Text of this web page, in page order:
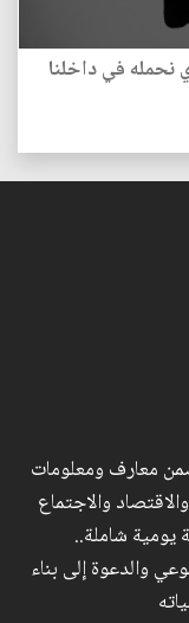
في داخلنا
معارف ومعلومات
والاجتماع
يومية شاملة..
والدعوة إلى بناء